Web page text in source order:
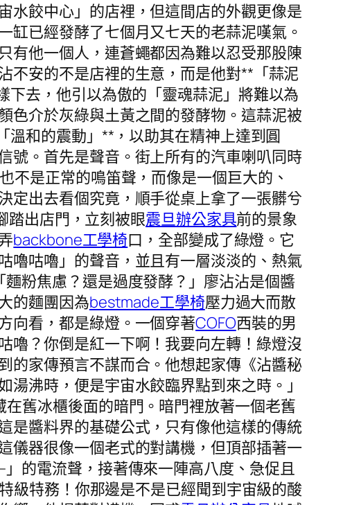
水餃中心」的店裡，但這間店的外觀更像是
缸已經發酵了七個月又七天的老蒜泥嘆氣。
有他一個人，連蒼蠅都因為難以忍受那股陳
不安的不是店裡的生意，而是他對**「蒜泥
去，他引以為傲的「靈魂蒜泥」將難以為
色介於灰綠與土黃之間的發酵物。這蒜泥被
和的震動」**，以助其在精神上達到圓
號。首先是聲音。街上所有的汽車喇叭同時
是正常的鳴笛聲，而像是一個巨大的、
定出去看個究竟，順手從桌上拿了一張髒兮
踏出店門，立刻被眼震旦辦公家具前的景象
backbone工學椅口，全部變成了綠燈。它
嚕咕嚕」的聲音，並且有一層淡淡的、熱氣
粉焦慮？還是過度發酵？」廖沾沾是個醬
的麵團因為bestmade工學椅壓力過大而散
向看，都是綠燈。一個穿著COFO西裝的男
嚕？你倒是紅一下啊！我要向左轉！綠燈沒
的家傳預言不謀而合。他想起家傳《沾醬秘
沸時，便是宇宙水餃臨界點到來之時。」
舊冰櫃後面的暗門。暗門裡放著一個老舊
是醬料界的基礎公式，只有像他這樣的傳統
儀器很像一個老式的對講機，但頂部插著一
的電流聲，接著傳來一陣高八度、急促且
級特務！你那邊是不是已經聞到宇宙級的酸